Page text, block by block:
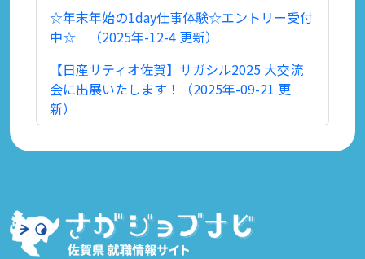
☆年末年始の1day仕事体験☆エントリー受付
中☆ （2025年-12-4 更新）
【日産サティオ佐賀】サガシル2025 大交流
会に出展いたします！（2025年-09-21 更
新）